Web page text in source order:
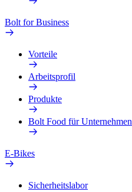
Bolt for Business
Vorteile
Arbeitsprofil
Produkte
Bolt Food für Unternehmen
E-Bikes
Sicherheitslabor